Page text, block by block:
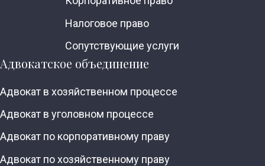
Налоговое право
Сопутствующие услуги
Адвокатское объединение
Адвокат в хозяйственном процессе
Адвокат в уголовном процессе
Адвокат по корпоративному праву
Адвокат по хозяйственному праву